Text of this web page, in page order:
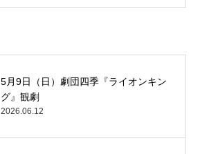
5月9日（日）劇団四季『ライオンキン
グ』観劇
2026.06.12